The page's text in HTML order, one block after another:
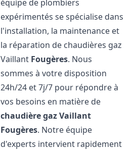
équipe de plombiers
expérimentés se spécialise dans
l'installation, la maintenance et
la réparation de chaudières gaz
Vaillant Fougères. Nous
sommes à votre disposition
24h/24 et 7j/7 pour répondre à
vos besoins en matière de
chaudière gaz Vaillant
Fougères. Notre équipe
d'experts intervient rapidement